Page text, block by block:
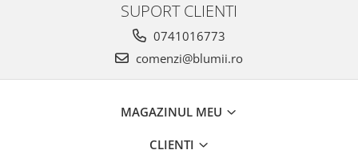
SUPORT CLIENTI
0741016773
comenzi@blumii.ro
MAGAZINUL MEU
CLIENTI